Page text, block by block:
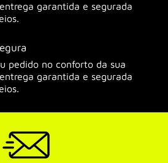
garantida e segurada
pedido no conforto da sua
garantida e segurada